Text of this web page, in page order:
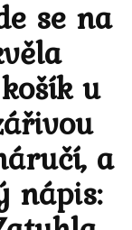
se na
u
a
nápis: